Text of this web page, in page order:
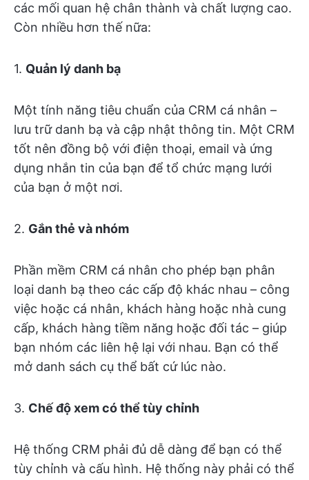
các mối quan hệ chân thành và chất lượng cao.
Còn nhiều hơn thế nữa:
1. Quản lý danh bạ
Một tính năng tiêu chuẩn của CRM cá nhân –
lưu trữ danh bạ và cập nhật thông tin. Một CRM
tốt nên đồng bộ với điện thoại, email và ứng
dụng nhắn tin của bạn để tổ chức mạng lưới
của bạn ở một nơi.
2. Gắn thẻ và nhóm
Phần mềm CRM cá nhân cho phép bạn phân
loại danh bạ theo các cấp độ khác nhau – công
việc hoặc cá nhân, khách hàng hoặc nhà cung
cấp, khách hàng tiềm năng hoặc đối tác – giúp
bạn nhóm các liên hệ lại với nhau. Bạn có thể
mở danh sách cụ thể bất cứ lúc nào.
3. Chế độ xem có thể tùy chỉnh
Hệ thống CRM phải đủ dễ dàng để bạn có thể
tùy chỉnh và cấu hình. Hệ thống này phải có thể